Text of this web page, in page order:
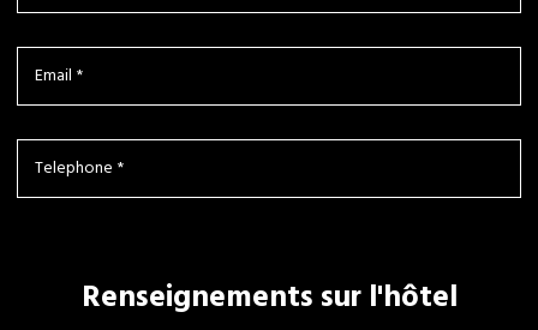
Renseignements sur l'hôtel